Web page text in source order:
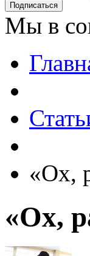
Подписаться
Мы в
«Ох,
«Ох,